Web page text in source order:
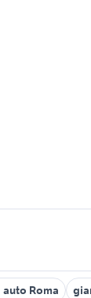
Roma